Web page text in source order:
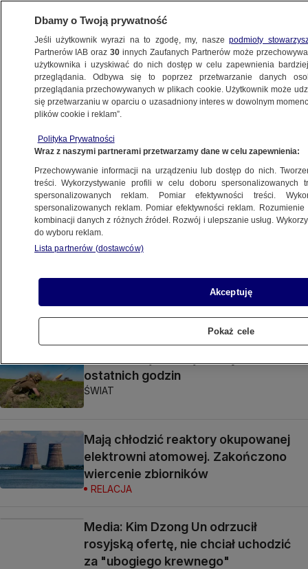
WŁADIMIR PUTIN
Badanie: Polacy i Węgrzy mocno
podzieleni w podejściu do Rosji i USA
ŚWIAT
Sojusznik Rosji ratyfikuje Statut
Rzymski. Mimo ostrzeżeń Kremla
ŚWIAT
powstał na Polskim Cmentarzu
Wojennym
ŚWIAT
ostatnich godzin
ŚWIAT
Mają chłodzić reaktory okupowanej
elektrowni atomowej. Zakończono
wiercenie zbiorników
RELACJA
Media: Kim Dzong Un odrzucił
rosyjską ofertę, nie chciał uchodzić
za "ubogiego krewnego"
Dbamy o Twoją prywatność
Jeśli użytkownik wyrazi na to zgodę, my, naszepodmioty
Partnerów IAB oraz30 innych Zaufanych Partnerów może
użytkownika i uzyskiwać do nich dostęp w celu zapewnienia
przeglądania. Odbywa się to poprzez przetwarzanie danych
przeglądania przechowywanych w plikach cookie. Użytkownik może
się przetwarzaniu w oparciu o uzasadniony interes w dowolnym
plików cookie i reklam”.
Polityka Prywatności
Wraz z naszymi partnerami przetwarzamy dane w celu zapewnienia:
Przechowywanie informacji na urządzeniu lub dostęp do nich.
treści. Wykorzystywanie profili w celu doboru spersonalizowanych
spersonalizowanych reklam. Pomiar efektywności treści.
spersonalizowanych reklam. Pomiar efektywności reklam.
kombinacji danych z różnych źródeł. Rozwój i ulepszanie usług.
do wyboru reklam.
Lista partnerów (dostawców)
Akceptuję
Pokaż cele